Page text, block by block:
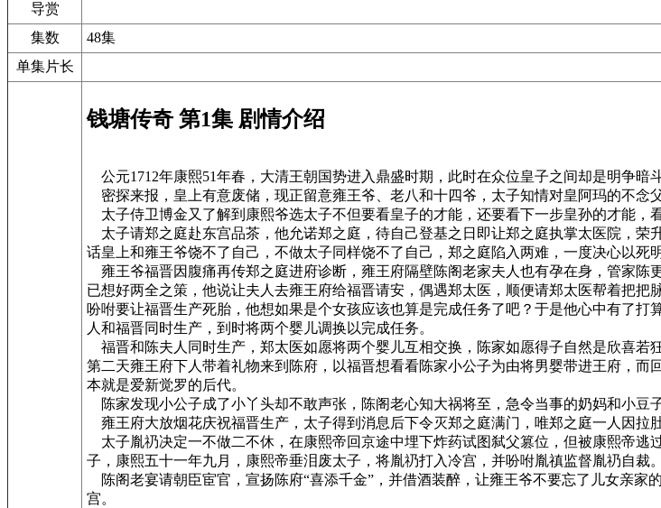
导赏
集数
48集
单集片长
钱塘传奇 第1集 剧情介绍
公元1712年康熙51年春，大清王朝国势进入鼎盛时期，此时在众位皇子之间却是明争暗
密探来报，皇上有意废储，现正留意雍王爷、老八和十四爷，太子知情对皇阿玛的不念
太子侍卫博金又了解到康熙爷选太子不但要看皇子的才能，还要看下一步皇孙的才能，
太子请郑之庭赴东宫品茶，他允诺郑之庭，待自己登基之日即让郑之庭执掌太医院，
话皇上和雍王爷饶不了自己，不做太子同样饶不了自己，郑之庭陷入两难，一度决心以死明
雍王爷福晋因腹痛再传郑之庭进府诊断，雍王府隔壁陈阁老家夫人也有孕在身，管家
已想好两全之策，他说让夫人去雍王府给福晋请安，偶遇郑太医，顺便请郑太医帮着把
吩咐要让福晋生产死胎，他想如果是个女孩应该也算是完成任务了吧？于是他心中有了
人和福晋同时生产，到时将两个婴儿调换以完成任务。
福晋和陈夫人同时生产，郑太医如愿将两个婴儿互相交换，陈家如愿得子自然是欣喜若
第二天雍王府下人带着礼物来到陈府，以福晋想看看陈家小公子为由将男婴带进王府，
本就是爱新觉罗的后代。
陈家发现小公子成了小丫头却不敢声张，陈阁老心知大祸将至，急令当事的奶妈和小豆
雍王府大放烟花庆祝福晋生产，太子得到消息后下令灭郑之庭满门，唯郑之庭一人因拉
太子胤礽决定一不做二不休，在康熙帝回京途中埋下炸药试图弑父篡位，但被康熙帝
子，康熙五十一年九月，康熙帝垂泪废太子，将胤礽打入冷宫，并吩咐胤禛监督胤礽自裁
陈阁老宴请朝臣宦官，宣扬陈府“喜添千金”，并借酒装醉，让雍王爷不要忘了儿女亲家
宫。